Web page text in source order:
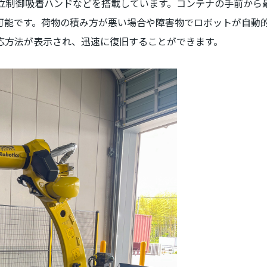
制御吸着ハンドなどを搭載しています。コンテナの手前から
です。荷物の積み方が悪い場合や障害物でロボットが自動
法が表示され、迅速に復旧することができます。